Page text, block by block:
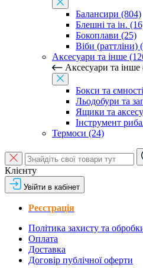
Балансири (804)
Блешні та ін.
Бокоплави (25)
Віби (раттліни)
Аксесуари та інше
Аксесуари та інше
Бокси та
Льодобури та
Ящики та
Інструмент
Термоси (24)
Клієнту
Увійти в кабінет
Реєстрація
Політика захисту та
Оплата
Доставка
Договір публічної оферти